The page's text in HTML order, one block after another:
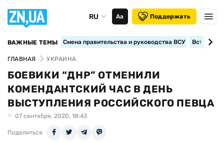
RU Аа Поддержать
ВАЖНЫЕ ТЕМЫ Смена правительства и руководства ВСУ
ГЛАВНАЯ УКРАИНА
БОЕВИКИ “ДНР” ОТМЕНИЛИ
КОМЕНДАНТСКИЙ ЧАС В ДЕНЬ
ВЫСТУПЛЕНИЯ РОССИЙСКОГО ПЕВЦА
07 сентября, 2020, 18:43
Поделиться